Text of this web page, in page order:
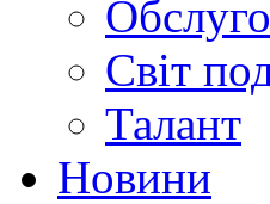
Світ
Талант
Новини